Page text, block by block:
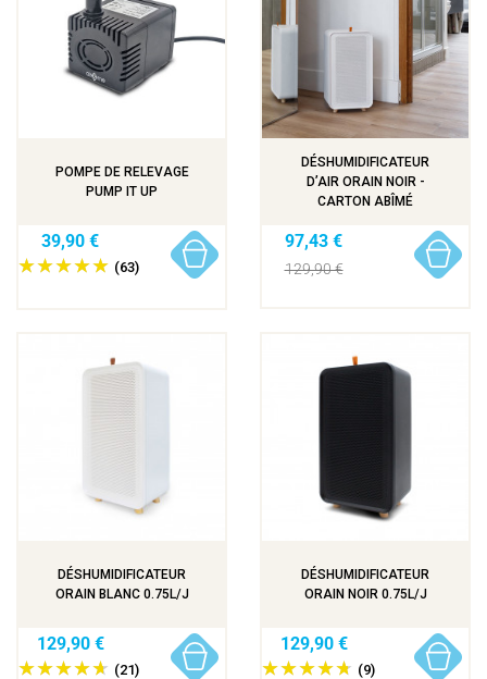
POMPE DE RELEVAGE
PUMP IT UP
(63)
39,90 €
DÉSHUMIDIFICATEUR
D’AIR ORAIN NOIR -
CARTON ABÎMÉ
129,90 €
97,43 €
DÉSHUMIDIFICATEUR
ORAIN BLANC 0.75L/J
(21)
129,90 €
DÉSHUMIDIFICATEUR
ORAIN NOIR 0.75L/J
(9)
129,90 €